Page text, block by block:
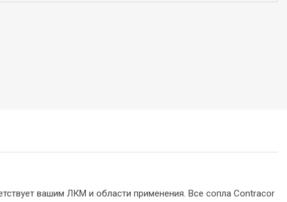
вашим ЛКМ и области применения. Все сопла Contracor